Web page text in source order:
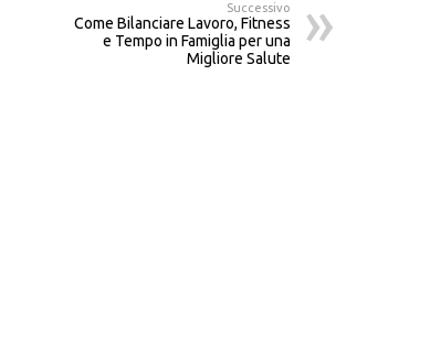
Successivo
Come Bilanciare Lavoro, Fitness
e Tempo in Famiglia per una
Migliore Salute